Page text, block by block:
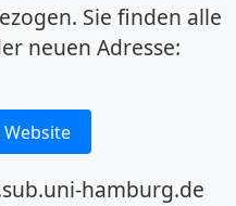
Sie finden alle
neuen Adresse:
hamburg.de